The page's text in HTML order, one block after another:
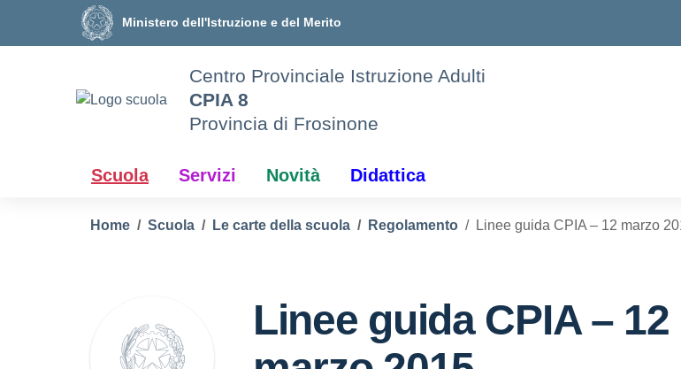
Vai ai contenuti
Vai al menu di navigazione
Ministero dell'Istruzione e del Merito
Centro Provinciale Istruzione Adulti
CPIA 8
Provincia di Frosinone
Scuola Servizi Novità Didattica
Home Scuola Le carte della scuola Regolamento Linee guida CPIA – 12 marzo
Linee guida CPIA – 12